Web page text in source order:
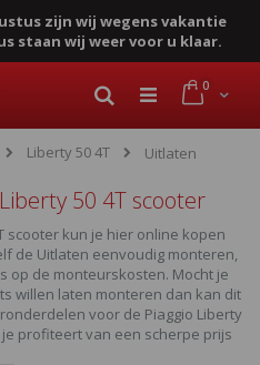
zijn wij wegens vakantie
staan wij weer voor u klaar.
Cart
0
Zoek
Liberty 50 4T Uitlaten
50 4T scooter
scooter kun je hier online kopen
de Uitlaten eenvoudig monteren,
op de monteurskosten. Mocht je
willen laten monteren dan kan dit
voor de Piaggio Liberty
profiteert van een scherpe prijs